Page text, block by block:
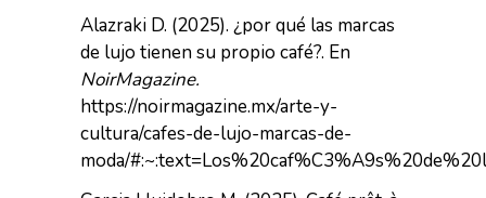
Alazraki D. (2025). ¿por qué las marcas
de lujo tienen su propio café?. En
NoirMagazine.
https://noirmagazine.mx/arte-y-
cultura/cafes-de-lujo-marcas-de-
moda/